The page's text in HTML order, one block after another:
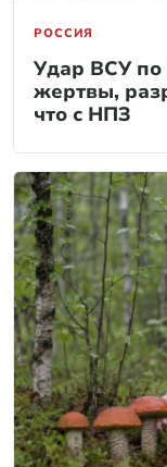
РОССИЯ
Удар ВСУ по
жертвы,
что с НПЗ